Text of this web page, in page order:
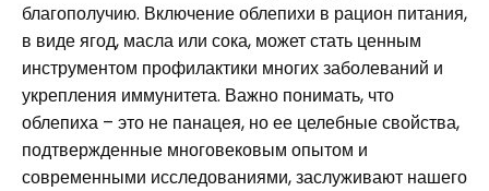
благополучию. Включение облепихи в рацион питания,
в виде ягод, масла или сока, может стать ценным
инструментом профилактики многих заболеваний и
укрепления иммунитета. Важно понимать, что
облепиха – это не панацея, но ее целебные свойства,
подтвержденные многовековым опытом и
современными исследованиями, заслуживают нашего